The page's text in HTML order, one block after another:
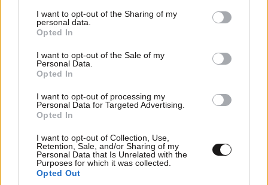
not limited to your visit or usage behaviour. You may click to
grant or deny consent to Google and its third-party tags to
use your data for below specified purposes in below Google
consent section.
I want to opt-out of the Sharing of my
personal data.
Opted In
I want to opt-out of the Sale of my
Personal Data.
Opted In
I want to opt-out of processing my
Personal Data for Targeted Advertising.
Opted In
I want to opt-out of Collection, Use,
Retention, Sale, and/or Sharing of my
Personal Data that Is Unrelated with the
Purposes for which it was collected.
Opted Out